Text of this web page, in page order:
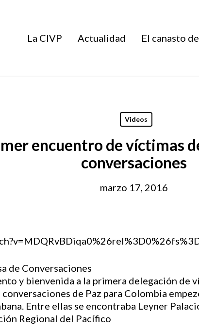
La CIVP Actualidad El canasto
Videos
encuentro de víctimas
conversaciones
marzo 17, 2016
de Conversaciones
y bienvenida a la primera delegación de
de Paz para Colombia
Entre ellas se encontraba Leyner
Regional del Pacífico